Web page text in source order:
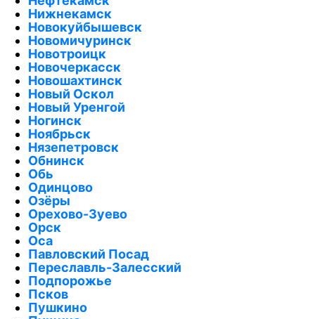
Нижнекамск
Новокуйбышевск
Новомичуринск
Новотроицк
Новочеркасск
Новошахтинск
Новый Оскол
Новый Уренгой
Ногинск
Ноябрьск
Нязепетровск
Обнинск
Обь
Одинцово
Озёры
Орехово-Зуево
Орск
Оса
Павловский Посад
Переславль-Залесский
Подпорожье
Псков
Пушкино